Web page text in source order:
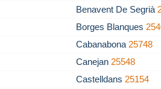
Benavent De Segrià
Borges Blanques
Cabanabona 25748
Canejan 25548
Castelldans 25154